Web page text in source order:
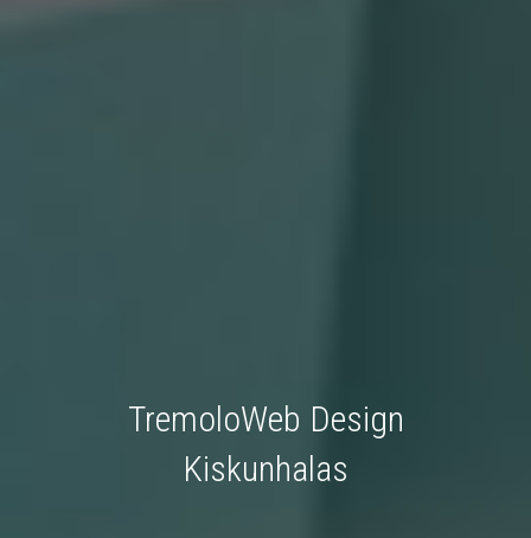
TremoloWeb Design
Kiskunhalas